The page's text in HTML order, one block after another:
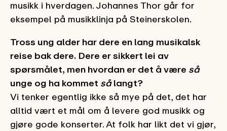
musikk i hverdagen. Johannes Thor går for
eksempel på musikklinja på Steinerskolen.
Tross ung alder har dere en lang musikalsk
reise bak dere. Dere er sikkert lei av
spørsmålet, men hvordan er det å være så
unge og ha kommet sålangt?
Vi tenker egentlig ikke så mye på det, det har
alltid vært et mål om å levere god musikk og
gjøre gode konserter. At folk har likt det vi gjør,